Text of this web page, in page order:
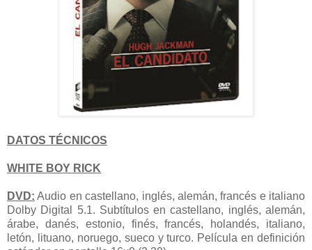
DATOS TÉCNICOS
WHITE BOY RICK
DVD: Audio en castellano, inglés, alemán, francés e italiano
Dolby Digital 5.1. Subtítulos en castellano, inglés, alemán,
árabe, danés, estonio, finés, francés, holandés, italiano,
letón, lituano, noruego, sueco y turco. Película en definición